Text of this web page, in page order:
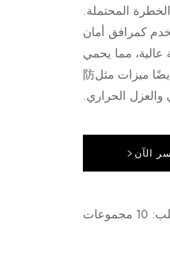
المحتملة.
كمرافق أمان
عالية، مما يحمي
بشكل فعال أرواح الناس وممتلكاتهم. بالإضافة إلى ذلك، توفر أيضًا ميزات مثل防
الآن